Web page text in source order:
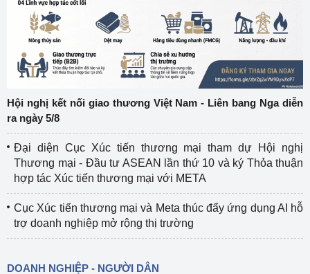
Hội nghị kết nối giao thương Việt Nam - Liên bang Nga diễn
ra ngày 5/8
Đại diện Cục Xúc tiến thương mại tham dự Hội nghị
Thương mại - Đầu tư ASEAN lần thứ 10 và ký Thỏa thuận
hợp tác Xúc tiến thương mại với META
Cục Xúc tiến thương mại và Meta thúc đẩy ứng dụng AI hỗ
trợ doanh nghiệp mở rộng thị trường
DOANH NGHIỆP - NGƯỜI DÂN